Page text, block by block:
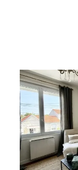
LA
65 m2, 3
Ref : 18120
La Rochelle